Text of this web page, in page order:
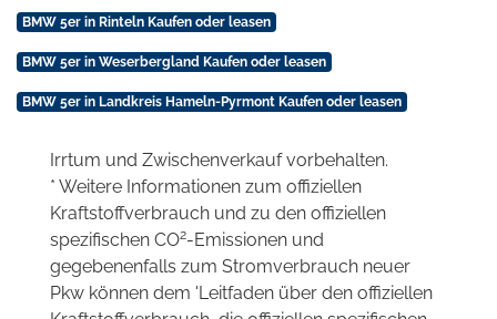
BMW 5er in Rinteln Kaufen oder leasen
BMW 5er in Weserbergland Kaufen oder leasen
BMW 5er in Landkreis Hameln-Pyrmont Kaufen oder leasen
Irrtum und Zwischenverkauf vorbehalten.
* Weitere Informationen zum offiziellen
Kraftstoffverbrauch und zu den offiziellen
spezifischen CO2-Emissionen und
gegebenenfalls zum Stromverbrauch neuer
Pkw können dem 'Leitfaden über den offiziellen